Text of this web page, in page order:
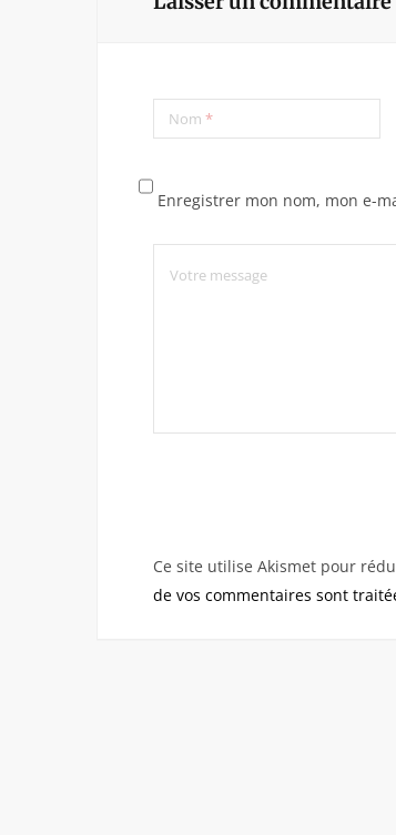
Nom *
Enregistrer mon nom, mon e-
Ce site utilise Akismet pour
de vos commentaires sont